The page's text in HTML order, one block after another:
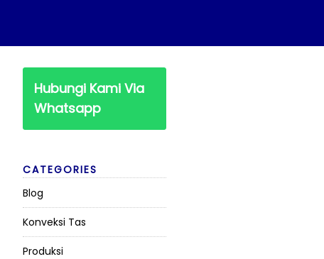
Hubungi Kami Via
Whatsapp
CATEGORIES
Blog
Konveksi Tas
Produksi